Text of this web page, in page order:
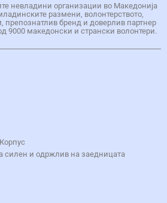
невладини организации во Македонија
размени, волонтерството,
препознатлив бренд и доверлив партнер
9000 македонски и странски волонтери.
силен и одржлив на заедницата